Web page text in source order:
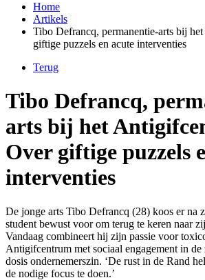
Home
Artikels
Tibo Defrancq, permanentie-arts bij
giftige puzzels en acute interventies
Terug
Tibo Defrancq,
arts bij het
Over giftige puzzels
interventies
De jonge arts Tibo Defrancq (28) koos er na
student bewust voor om terug te keren naar
Vandaag combineert hij zijn passie voor
Antigifcentrum met sociaal engagement in
dosis ondernemerszin. ‘De rust in de Rand
de nodige focus te doen.’